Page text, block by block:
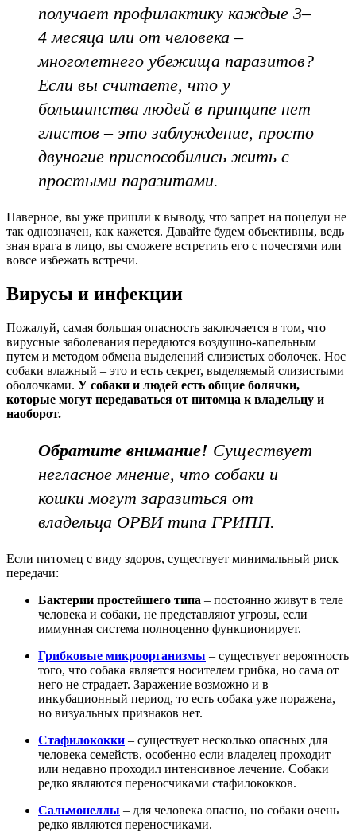
получает профилактику каждые 3–
4 месяца или от человека –
многолетнего убежища паразитов?
Если вы считаете, что у
большинства людей в принципе нет
глистов – это заблуждение, просто
двуногие приспособились жить с
простыми паразитами.
Наверное, вы уже пришли к выводу, что запрет на поцелуи не
так однозначен, как кажется. Давайте будем объективны, ведь
зная врага в лицо, вы сможете встретить его с почестями или
вовсе избежать встречи.
Вирусы и инфекции
Пожалуй, самая большая опасность заключается в том, что
вирусные заболевания передаются воздушно-капельным
путем и методом обмена выделений слизистых оболочек. Нос
собаки влажный – это и есть секрет, выделяемый слизистыми
оболочками. У собаки и людей есть общие болячки,
которые могут передаваться от питомца к владельцу и
наоборот.
Обратите внимание! Существует
негласное мнение, что собаки и
кошки могут заразиться от
владельца ОРВИ типа ГРИПП.
Если питомец с виду здоров, существует минимальный риск
передачи:
Бактерии простейшего типа – постоянно живут в теле
человека и собаки, не представляют угрозы, если
иммунная система полноценно функционирует.
Грибковые микроорганизмы – существует вероятность
того, что собака является носителем грибка, но сама от
него не страдает. Заражение возможно и в
инкубационный период, то есть собака уже поражена,
но визуальных признаков нет.
Стафилококки – существует несколько опасных для
человека семейств, особенно если владелец проходит
или недавно проходил интенсивное лечение. Собаки
редко являются переносчиками стафилококков.
Сальмонеллы – для человека опасно, но собаки очень
редко являются переносчиками.